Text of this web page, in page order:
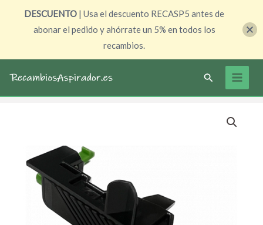
Buscar
original
era:
79,90 €.
es:
59,90 €.
DESCUENTO | Usa el descuento RECASP5 antes de
abonar el pedido y ahórrate un 5% en todos los
recambios.